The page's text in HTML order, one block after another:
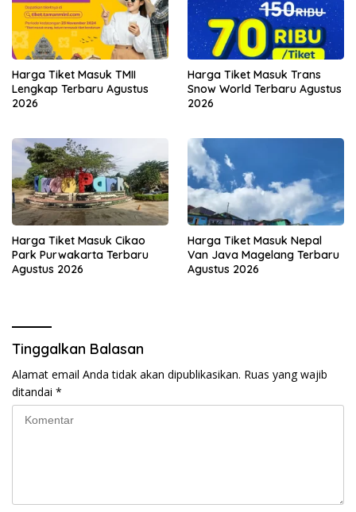
Harga Tiket Masuk TMII
Lengkap Terbaru Agustus
2026
Harga Tiket Masuk Trans
Snow World Terbaru Agustus
2026
Harga Tiket Masuk Cikao
Park Purwakarta Terbaru
Agustus 2026
Harga Tiket Masuk Nepal
Van Java Magelang Terbaru
Agustus 2026
Tinggalkan Balasan
Alamat email Anda tidak akan dipublikasikan. Ruas yang wajib
ditandai *